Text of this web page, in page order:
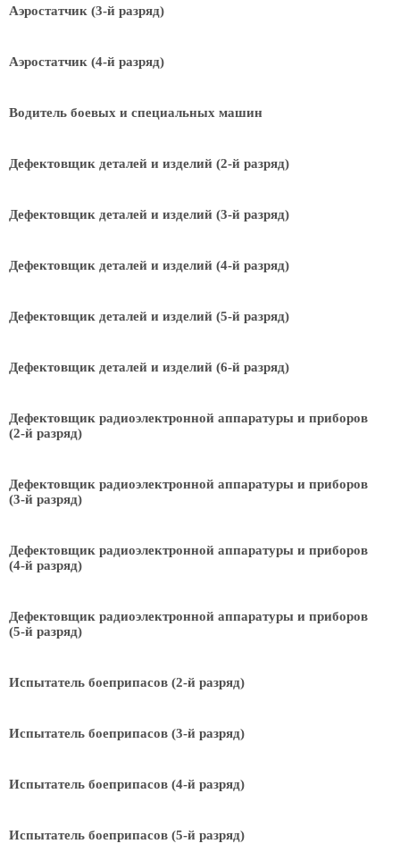
Аэростатчик (3-й разряд)
Аэростатчик (4-й разряд)
Водитель боевых и специальных машин
Дефектовщик деталей и изделий (2-й разряд)
Дефектовщик деталей и изделий (3-й разряд)
Дефектовщик деталей и изделий (4-й разряд)
Дефектовщик деталей и изделий (5-й разряд)
Дефектовщик деталей и изделий (6-й разряд)
Дефектовщик радиоэлектронной аппаратуры и приборов
(2-й разряд)
Дефектовщик радиоэлектронной аппаратуры и приборов
(3-й разряд)
Дефектовщик радиоэлектронной аппаратуры и приборов
(4-й разряд)
Дефектовщик радиоэлектронной аппаратуры и приборов
(5-й разряд)
Испытатель боеприпасов (2-й разряд)
Испытатель боеприпасов (3-й разряд)
Испытатель боеприпасов (4-й разряд)
Испытатель боеприпасов (5-й разряд)